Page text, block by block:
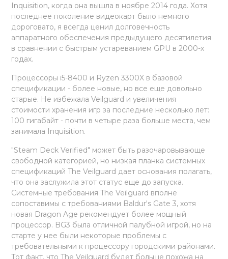
Inquisition, когда она вышла в ноябре 2014 года. Хотя
последнее поколение видеокарт было немного
дороговато, я всегда ценил долговечность
аппаратного обеспечения предыдущего десятилетия
в сравнении с быстрым устареванием GPU в 2000-х
годах.
Процессоры i5-8400 и Ryzen 3300X в базовой
спецификации - более новые, но все еще довольно
старые. Не избежала Veilguard и увеличения
стоимости хранения игр за последние несколько лет:
100 гигабайт - почти в четыре раза больше места, чем
занимала Inquisition.
"Steam Deck Verified" может быть разочаровывающе
свободной категорией, но низкая планка системных
спецификаций The Veilguard дает основания полагать,
что она заслужила этот статус еще до запуска.
Системные требования The Veilguard вполне
сопоставимы с требованиями Baldur's Gate 3, хотя
новая Dragon Age рекомендует более мощный
процессор. BG3 была отличной палубной игрой, но на
старте у нее были некоторые проблемы с
требовательными к процессору городскими районами.
Тот факт, что The Veilguard будет больше похожа на